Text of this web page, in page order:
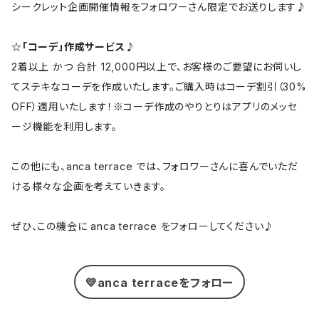
シークレット企画開催情報をフォロワーさん限定でお送りします♪
☆「コーデ」作成サービス♪
2着以上 かつ 合計 12,000円以上で、お客様のご要望にお伺いし
てステキなコーデを作成いたします。ご購入時はコーデ割引（30%
OFF）適用いたします！※コーデ作成のやりとりはアプリのメッセ
ージ機能を利用します。
この他にも、anca terrace では、フォロワーさんに喜んでいただ
ける様々な企画を考えていきます。
ぜひ、この機会に anca terrace をフォローしてください♪
💛anca terraceをフォロー